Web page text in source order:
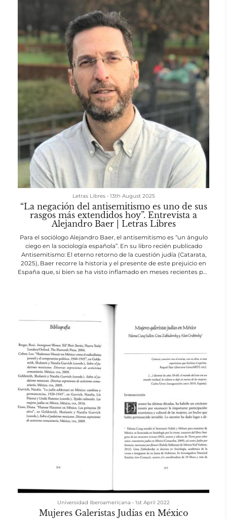
lengua se encontraba, en las palabras de Alejandro Baer,
Judenfrei. La...
Letras Libres • 13th August 2025
“La negación del antisemitismo es uno de sus
rasgos más extendidos hoy”. Entrevista a
Alejandro Baer | Letras Libres
Para el sociólogo Alejandro Baer, el antisemitismo es “un ángulo
ciego en la sociología española”. En su libro recién publicado
Antisemitismo: El eterno retorno de la cuestión judía (Catarata,
2025), Baer recorre la historia y el presente de este prejuicio en
España que, si bien se ha visto inflamado en meses recientes por
Baer es investigador en el Instituto...
Universidad Iberoamericana • 1st April 2022
Mujeres Galeristas Judías en México